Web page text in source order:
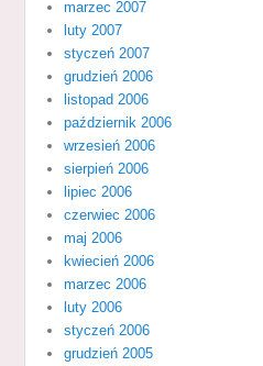
marzec 2007
luty 2007
styczeń 2007
grudzień 2006
listopad 2006
październik 2006
wrzesień 2006
sierpień 2006
lipiec 2006
czerwiec 2006
maj 2006
kwiecień 2006
marzec 2006
luty 2006
styczeń 2006
grudzień 2005